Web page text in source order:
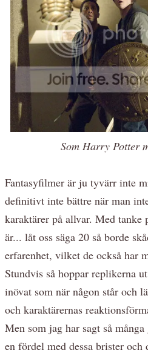
Som Harry Potter
Fantasyfilmer är ju tyvärr inte
definitivt inte bättre när man
karaktärer på allvar. Med tanke
är... låt oss säga 20 så borde
erfarenhet, vilket de också har
Stundvis så hoppar replikerna
inövat som när någon står och
och karaktärernas
Men som jag har sagt så
en fördel med dessa brister